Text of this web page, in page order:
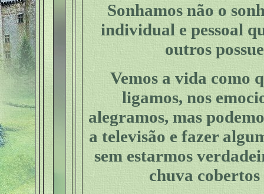
Sonhamos não o
individual e pessoal
outros
Vemos a vida como
ligamos, nos
alegramos, mas
a televisão e fazer
sem estarmos
chuva